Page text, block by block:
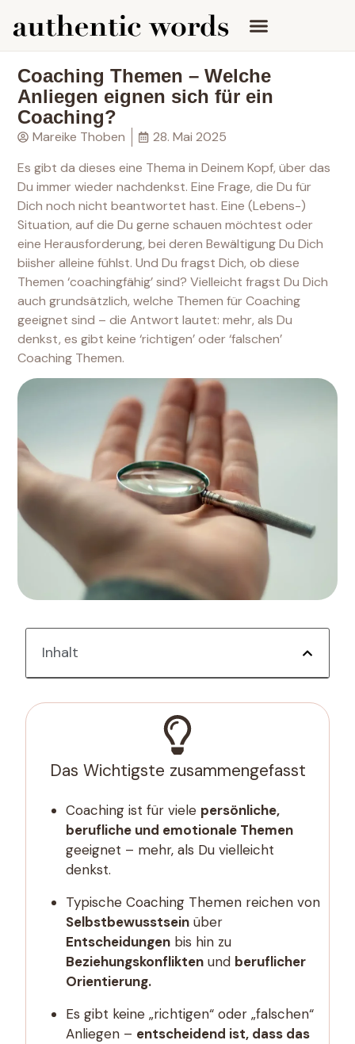
Coaching Themen – Welche
Anliegen eignen sich für ein
Coaching?
Mareike Thoben
28. Mai 2025
Es gibt da dieses eine Thema in Deinem Kopf, über das
Du immer wieder nachdenkst. Eine Frage, die Du für
Dich noch nicht beantwortet hast. Eine (Lebens-)
Situation, auf die Du gerne schauen möchtest oder
eine Herausforderung, bei deren Bewältigung Du Dich
biisher alleine fühlst. Und Du fragst Dich, ob diese
Themen ‘coachingfähig’ sind? Vielleicht fragst Du Dich
auch grundsätzlich, welche Themen für Coaching
geeignet sind – die Antwort lautet: mehr, als Du
denkst, es gibt keine ‘richtigen’ oder ‘falschen’
Coaching Themen.
Inhalt
Das Wichtigste zusammengefasst
Coaching ist für viele persönliche,
berufliche und emotionale Themen
geeignet – mehr, als Du vielleicht
denkst.
Typische Coaching Themen reichen von
Selbstbewusstsein über
Entscheidungen bis hin zu
Beziehungskonflikten und beruflicher
Orientierung.
Es gibt keine „richtigen“ oder „falschen“
Anliegen – entscheidend ist, dass das